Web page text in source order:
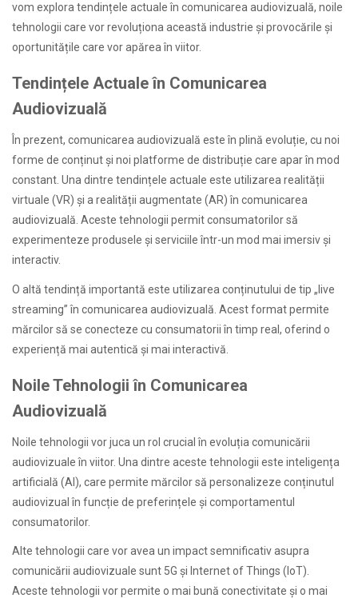
vom explora tendințele actuale în comunicarea audiovizuală, noile
tehnologii care vor revoluționa această industrie și provocările și
oportunitățile care vor apărea în viitor.
Tendințele Actuale în Comunicarea
Audiovizuală
În prezent, comunicarea audiovizuală este în plină evoluție, cu noi
forme de conținut și noi platforme de distribuție care apar în mod
constant. Una dintre tendințele actuale este utilizarea realității
virtuale (VR) și a realității augmentate (AR) în comunicarea
audiovizuală. Aceste tehnologii permit consumatorilor să
experimenteze produsele și serviciile într-un mod mai imersiv și
interactiv.
O altă tendință importantă este utilizarea conținutului de tip „live
streaming” în comunicarea audiovizuală. Acest format permite
mărcilor să se conecteze cu consumatorii în timp real, oferind o
experiență mai autentică și mai interactivă.
Noile Tehnologii în Comunicarea
Audiovizuală
Noile tehnologii vor juca un rol crucial în evoluția comunicării
audiovizuale în viitor. Una dintre aceste tehnologii este inteligența
artificială (AI), care permite mărcilor să personalizeze conținutul
audiovizual în funcție de preferințele și comportamentul
consumatorilor.
Alte tehnologii care vor avea un impact semnificativ asupra
comunicării audiovizuale sunt 5G și Internet of Things (IoT).
Aceste tehnologii vor permite o mai bună conectivitate și o mai